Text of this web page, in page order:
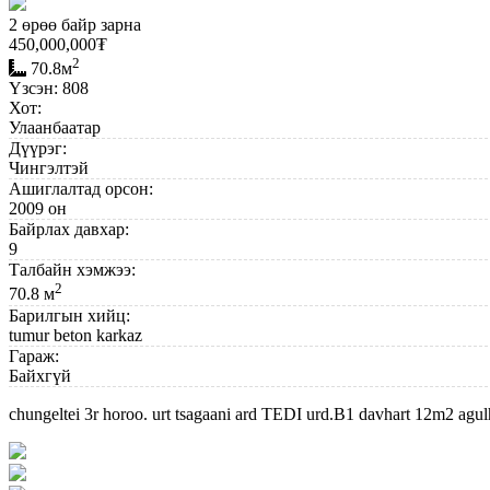
2 өрөө байр зарна
450,000,000₮
70.8м2
Үзсэн: 808
Хот:
Улаанбаатар
Дүүрэг:
Чингэлтэй
Ашиглалтад орсон:
2009 он
Байрлах давхар:
9
Талбайн хэмжээ:
70.8 м2
Барилгын хийц:
tumur beton karkaz
Гараж:
Байхгүй
chungeltei 3r horoo. urt tsagaani ard TEDI urd.B1 davhart 12m2